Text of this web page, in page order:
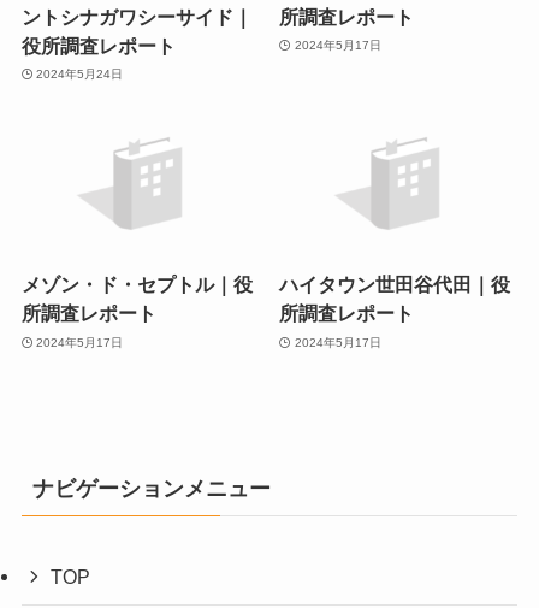
ントシナガワシーサイド｜
役所調査レポート
2024年5月24日
所調査レポート
2024年5月17日
メゾン・ド・セプトル｜役
所調査レポート
2024年5月17日
ハイタウン世田谷代田｜役
所調査レポート
2024年5月17日
ナビゲーションメニュー
TOP